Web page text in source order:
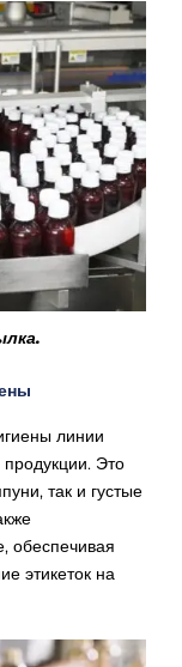
линии
Это
так и густые
обеспечивая
этикеток на